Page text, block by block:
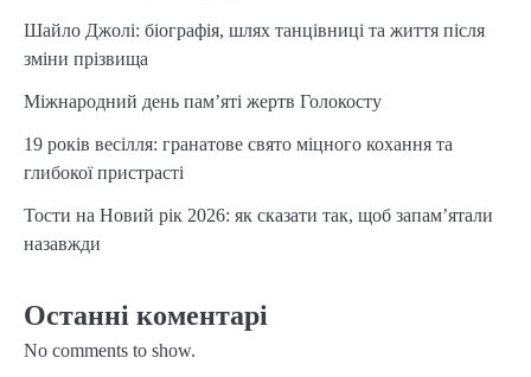
Шайло Джолі: біографія, шлях танцівниці та життя після
зміни прізвища
Міжнародний день пам’яті жертв Голокосту
19 років весілля: гранатове свято міцного кохання та
глибокої пристрасті
Тости на Новий рік 2026: як сказати так, щоб запам’ятали
назавжди
Останні коментарі
No comments to show.